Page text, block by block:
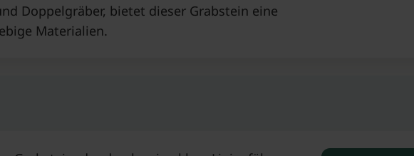
Doppelgräber, bietet dieser Grabstein eine
Materialien.